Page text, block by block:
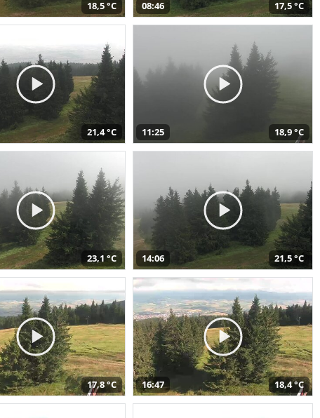
18,5 °C 08:46 17,5 °C
21,4 °C 11:25 18,9 °C
23,1 °C 14:06 21,5 °C
17,8 °C 16:47 18,4 °C